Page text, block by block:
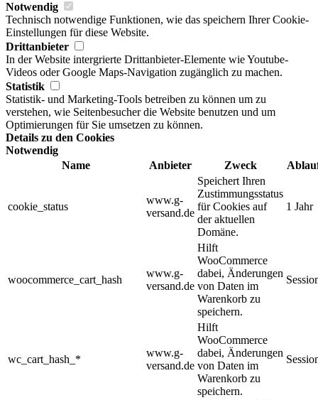
Notwendig
Technisch notwendige Funktionen, wie das speichern Ihrer Cookie-
Einstellungen für diese Website.
Drittanbieter
In der Website intergrierte Drittanbieter-Elemente wie Youtube-
Videos oder Google Maps-Navigation zugänglich zu machen.
Statistik
Statistik- und Marketing-Tools betreiben zu können um zu
verstehen, wie Seitenbesucher die Website benutzen und um
Optimierungen für Sie umsetzen zu können.
Details zu den Cookies
Notwendig
Name
Anbieter Zweck
cookie_status
www.g-
versand.de
Speichert Ihren
Zustimmungsstatus
für Cookies auf
der aktuellen
Domäne.
1 Jahr
woocommerce_cart_hash
www.g-
versand.de
Hilft
WooCommerce
dabei, Änderungen
von Daten im
Warenkorb zu
speichern.
wc_cart_hash_*
www.g-
versand.de
Hilft
WooCommerce
dabei, Änderungen
von Daten im
Warenkorb zu
speichern.